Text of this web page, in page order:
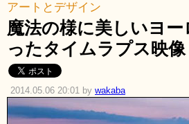
アートとデザイン
魔法の様に美しいヨ
ったタイムラプス映
2014.05.06 20:01 by wakaba